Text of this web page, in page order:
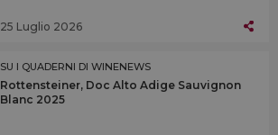
25 Luglio 2026
SU I QUADERNI DI WINENEWS
Rottensteiner, Doc Alto Adige Sauvignon
Blanc 2025